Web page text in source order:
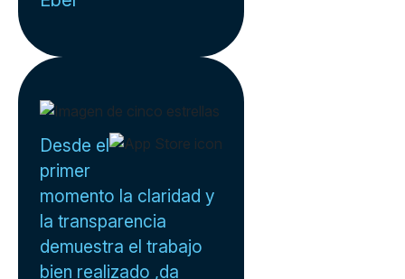
Desde el
primer
momento la claridad y
la transparencia
demuestra el trabajo
bien realizado ,da